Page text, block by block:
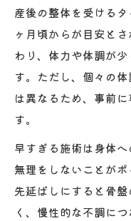
産後の整体を受ける
ヶ月頃からが目安と
わり、体力や体調が
す。ただし、個々の
は異なるため、事前
す。
早すぎる施術は身体へ
無理をしないことが
先延ばしにすると骨
く、慢性的な不調に